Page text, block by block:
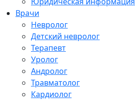
Врачи
Невролог
Детский невролог
Терапевт
Уролог
Андролог
Травматолог
Кардиолог